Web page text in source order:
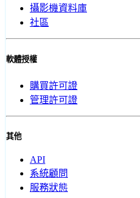
攝影機資料庫
社區
軟體授權
購買許可證
管理許可證
其他
API
系統顧問
服務狀態